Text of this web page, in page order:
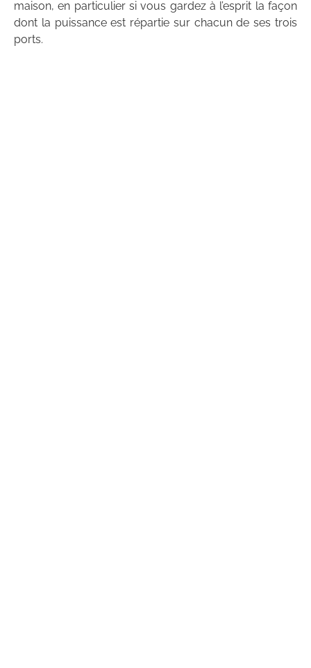
maison, en particulier si vous gardez à l’esprit la façon
dont la puissance est répartie sur chacun de ses trois
ports.